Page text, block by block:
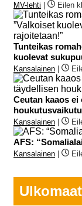
MV-lehti Eilen
Tunteikas
kuolevat
Kansalainen
Ceutan kaaos
Kansalainen
AFS:
Kansalainen
Ulkomaat